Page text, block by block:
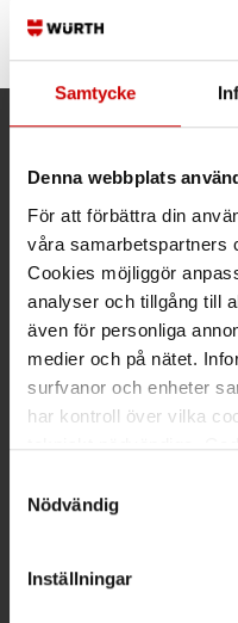
Samtycke
Denna webbplats
För att förbättra din
våra samarbetspartners
Cookies möjliggör
analyser och tillgång till
även för personliga
medier och på nätet.
surfvanor och enheter
har kontroll över vilka
tekniskt nödvändiga.
länder utanför EU med
att godkänna
Nödvändig
Inställningar
Ring
Maila
Ring